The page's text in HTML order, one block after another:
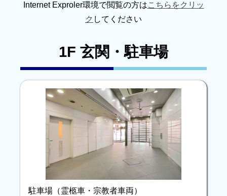
Internet Exproler環境で閲覧の方はこちらをクリッ
ク してください
1F 玄関・駐車場
駐車場（霊柩車・宗教者車両）